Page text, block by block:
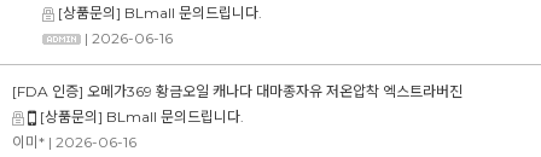
[상품문의] BLmall 문의드립니다.
| 2026-06-16
[FDA 인증] 오메가369 황금오일 캐나다 대마종자유 저온압착 엑스트라버진
[상품문의] BLmall 문의드립니다.
이미* | 2026-06-16